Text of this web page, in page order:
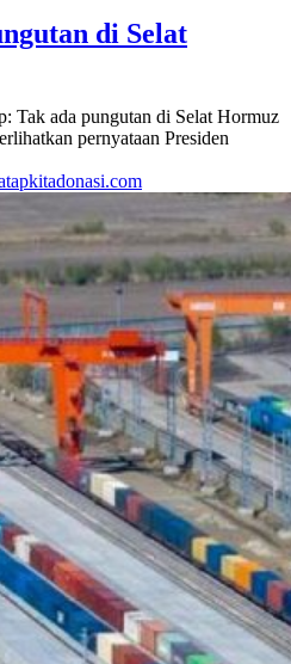
di Selat
Tak ada pungutan di Selat Hormuz
pernyataan Presiden